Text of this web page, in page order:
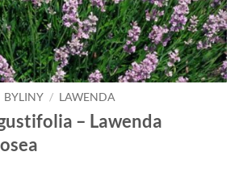
BYLINY / LAWENDA
– Lawenda